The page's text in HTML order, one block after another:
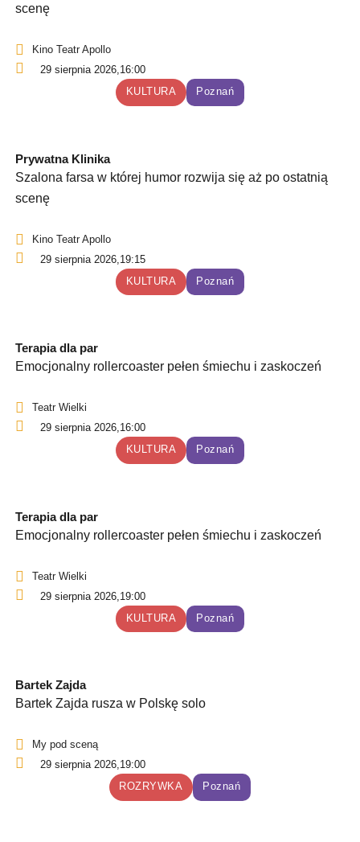
scenę
Kino Teatr Apollo
29 sierpnia 2026,16:00
KULTURA
Poznań
Prywatna Klinika
Szalona farsa w której humor rozwija się aż po ostatnią
scenę
Kino Teatr Apollo
29 sierpnia 2026, 19:15
KULTURA
Poznań
Terapia dla par
Emocjonalny rollercoaster pełen śmiechu i zaskoczeń
Teatr Wielki
29 sierpnia 2026,16:00
KULTURA
Poznań
Terapia dla par
Emocjonalny rollercoaster pełen śmiechu i zaskoczeń
Teatr Wielki
29 sierpnia 2026, 19:00
KULTURA
Poznań
Bartek Zajda
Bartek Zajda rusza w Polskę solo
My pod sceną
29 sierpnia 2026,19:00
ROZRYWKA
Poznań